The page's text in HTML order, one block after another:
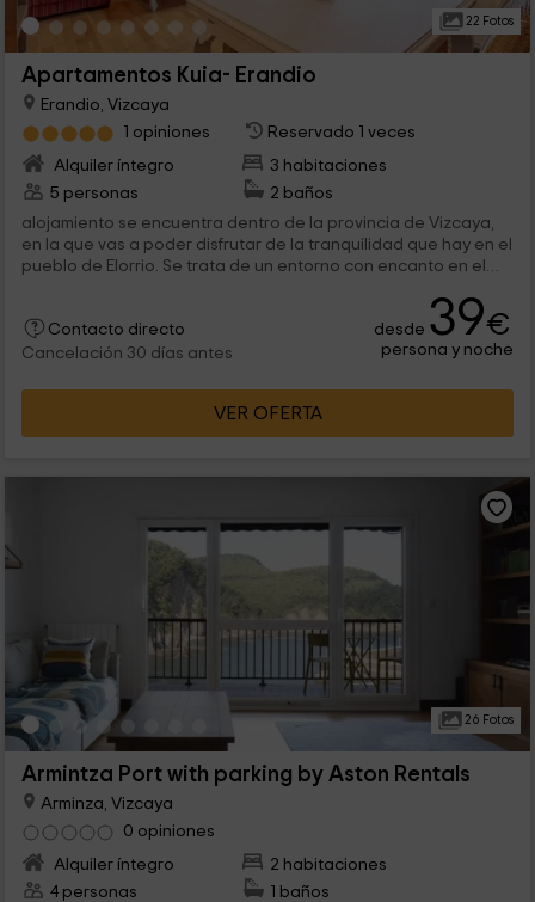
22 Fotos
Apartamentos Kuia- Erandio
Erandio, Vizcaya
1 opiniones
Reservado 1 veces
Alquiler íntegro
3 habitaciones
5 personas
2 baños
alojamiento se encuentra dentro de la provincia de Vizcaya,
en la que vas a poder disfrutar de la tranquilidad que hay en el
pueblo de Elorrio. Se trata de un entorno con encanto en el
Contacto directo
Cancelación 30 días antes
desde 39€
persona y noche
VER OFERTA
26 Fotos
Armintza Port with parking by Aston Rentals
Arminza, Vizcaya
0 opiniones
Alquiler íntegro
2 habitaciones
4 personas
1 baños